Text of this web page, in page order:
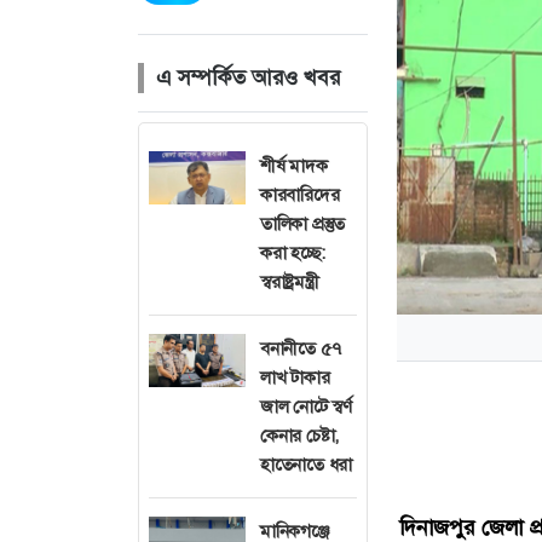
এ সম্পর্কিত আরও খবর
শীর্ষ মাদক
কারবারিদের
তালিকা প্রস্তুত
করা হচ্ছে:
স্বরাষ্ট্রমন্ত্রী
বনানীতে ৫৭
লাখ টাকার
জাল নোটে স্বর্ণ
কেনার চেষ্টা,
হাতেনাতে ধরা
মানিকগঞ্জে দিনাজপুর জেলা